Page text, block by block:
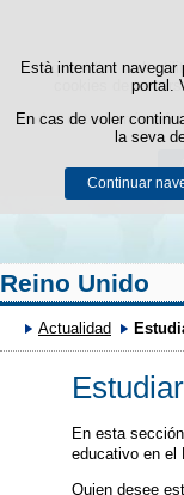
Aquest lloc web
cookies de
Podeu obtenir més
Està intentant navegar
portal.
En cas de voler
la seva
Continuar
Reino Unido
Actualidad
Estudiar
En esta
educativo en el
Quien desee